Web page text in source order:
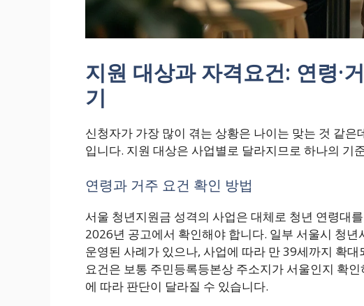
지원 대상과 자격요건: 연령·
기
신청자가 가장 많이 겪는 상황은 나이는 맞는 것 같
입니다. 지원 대상은 사업별로 달라지므로 하나의 기
연령과 거주 요건 확인 방법
서울 청년지원금 성격의 사업은 대체로 청년 연령대
2026년 공고에서 확인해야 합니다. 일부 서울시 청
운영된 사례가 있으나, 사업에 따라 만 39세까지 확
요건은 보통 주민등록등본상 주소지가 서울인지 확
에 따라 판단이 달라질 수 있습니다.